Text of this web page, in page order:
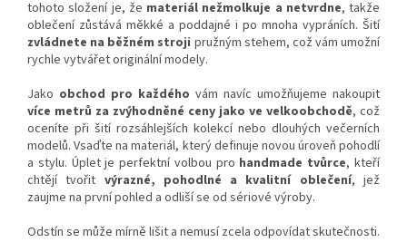
tohoto složení je, že materiál nežmolkuje a netvrdne, takže
oblečení zůstává měkké a poddajné i po mnoha vypráních. Šití
zvládnete na běžném stroji pružným stehem, což vám umožní
rychle vytvářet originální modely.
Jako obchod pro každého vám navíc umožňujeme nakoupit
více metrů za zvýhodněné ceny jako ve velkoobchodě, což
oceníte při šití rozsáhlejších kolekcí nebo dlouhých večerních
modelů. Vsaďte na materiál, který definuje novou úroveň pohodlí
a stylu. Úplet je perfektní volbou pro handmade tvůrce, kteří
chtějí tvořit výrazné, pohodlné a kvalitní oblečení, jež
zaujme na první pohled a odliší se od sériové výroby.
Odstín se může mírně lišit a nemusí zcela odpovídat skutečnosti.